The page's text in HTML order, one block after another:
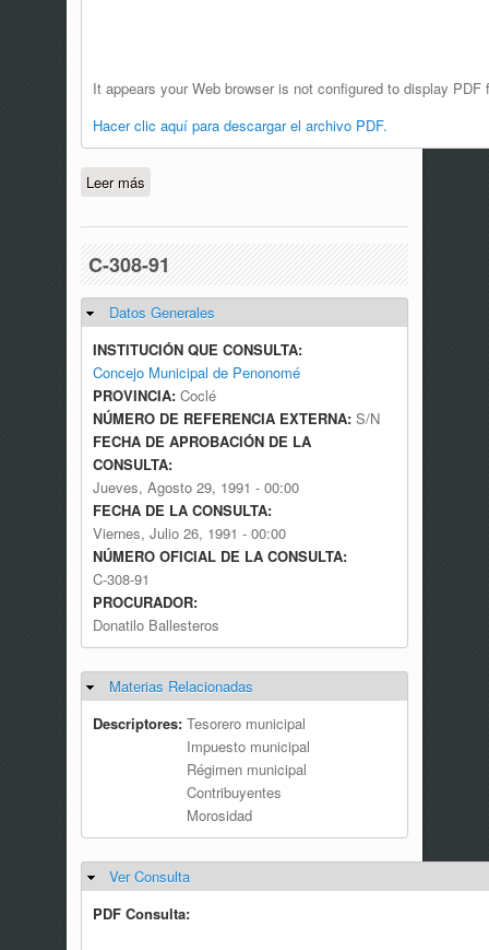
It appears your Web browser is not configured to display
Hacer clic aquí para descargar el archivo PDF.
Leer más
C-308-91
Ocultar
Datos Generales
INSTITUCIÓN QUE CONSULTA:
Concejo Municipal de Penonomé
PROVINCIA: Coclé
NÚMERO DE REFERENCIA EXTERNA: S/N
FECHA DE APROBACIÓN DE LA
CONSULTA:
Jueves, Agosto 29, 1991 - 00:00
FECHA DE LA CONSULTA:
Viernes, Julio 26, 1991 - 00:00
NÚMERO OFICIAL DE LA CONSULTA:
C-308-91
PROCURADOR:
Donatilo Ballesteros
Ocultar
Materias Relacionadas
Descriptores: Tesorero municipal
Impuesto municipal
Régimen municipal
Contribuyentes
Morosidad
Ocultar
Ver Consulta
PDF Consulta: